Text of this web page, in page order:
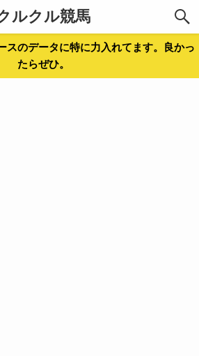
ルクル競馬
スのデータに特に力入れてます。良かっ
たらぜひ。